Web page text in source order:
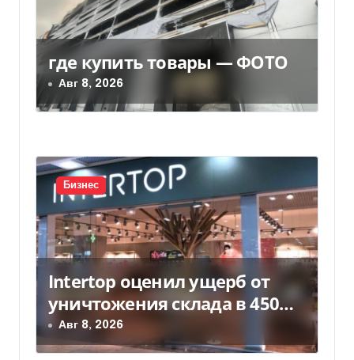
о
з
а
п
и
с
я
м
где купить товары — ФОТО
Авг 8, 2026
Бизнес
Intertop оценил ущерб от
уничтожения склада в 450
млн грн
Авг 8, 2026